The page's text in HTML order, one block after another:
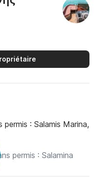
permis : Salamis Marina,